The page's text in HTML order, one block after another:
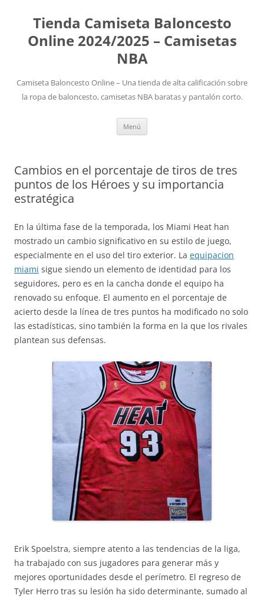
Tienda Camiseta Baloncesto
Online 2024/2025 – Camisetas
NBA
Camiseta Baloncesto Online – Una tienda de alta calificación sobre
la ropa de baloncesto, camisetas NBA baratas y pantalón corto.
Menú
Cambios en el porcentaje de tiros de tres
puntos de los Héroes y su importancia
estratégica
En la última fase de la temporada, los Miami Heat han
mostrado un cambio significativo en su estilo de juego,
especialmente en el uso del tiro exterior. La equipacion
miami sigue siendo un elemento de identidad para los
seguidores, pero es en la cancha donde el equipo ha
renovado su enfoque. El aumento en el porcentaje de
acierto desde la línea de tres puntos ha modificado no solo
las estadísticas, sino también la forma en la que los rivales
plantean sus defensas.
Erik Spoelstra, siempre atento a las tendencias de la liga,
ha trabajado con sus jugadores para generar más y
mejores oportunidades desde el perímetro. El regreso de
Tyler Herro tras su lesión ha sido determinante, sumado al